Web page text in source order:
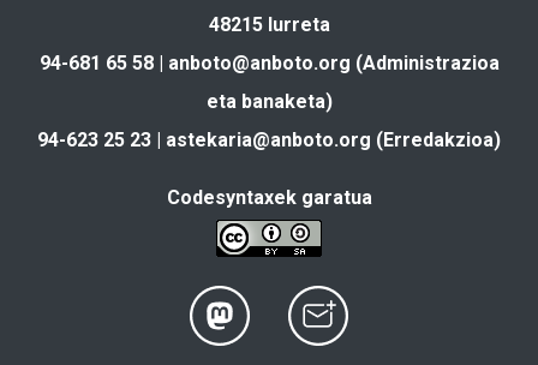
48215 Iurreta
94-681 65 58 | anboto@anboto.org (Administrazioa
eta banaketa)
94-623 25 23 | astekaria@anboto.org (Erredakzioa)
Codesyntaxek garatua